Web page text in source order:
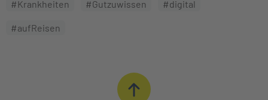
#Krankheiten #Gutzuwissen #digital
#aufReisen